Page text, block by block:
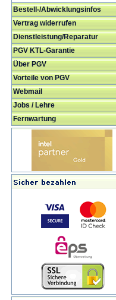
Bestell-/Abwicklungsinfos
Vertrag widerrufen
Dienstleistung/Reparatur
PGV KTL-Garantie
Über PGV
Vorteile von PGV
Webmail
Jobs / Lehre
Fernwartung